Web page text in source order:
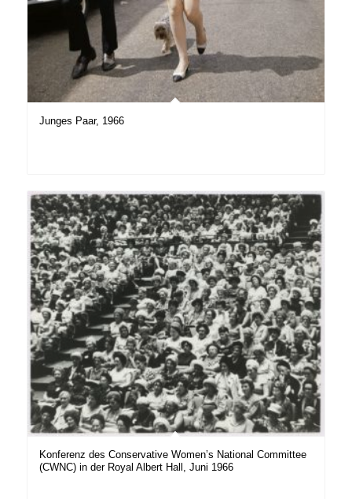
Junges Paar, 1966
Konferenz des Conservative Women’s National Committee
(CWNC) in der Royal Albert Hall, Juni 1966